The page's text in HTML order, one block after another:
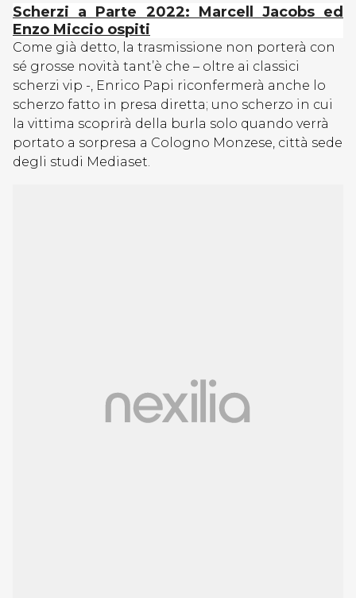
Scherzi a Parte 2022: Marcell Jacobs ed
Enzo Miccio ospiti
Come già detto, la trasmissione non porterà con
sé grosse novità tant’è che – oltre ai classici
scherzi vip -, Enrico Papi riconfermerà anche lo
scherzo fatto in presa diretta; uno scherzo in cui
la vittima scoprirà della burla solo quando verrà
portato a sorpresa a Cologno Monzese, città sede
degli studi Mediaset.